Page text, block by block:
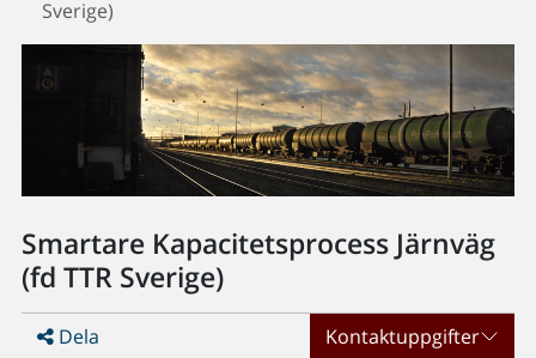
Sverige)
Smartare Kapacitetsprocess Järnväg
(fd TTR Sverige)
Dela Kontaktuppgifter